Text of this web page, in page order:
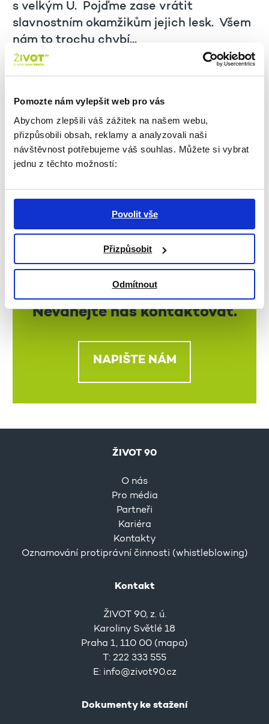
Pomozte nám vylepšit web pro vás
Abychom zlepšili váš zážitek na našem webu,
přizpůsobili obsah, reklamy a analyzovali naši
návštěvnost potřebujeme váš souhlas. Můžete si vybrat
jednu z těchto možností:
Povolit vše
Přizpůsobit
Odmítnout
s velkým U. Pojďme zase vrátit
slavnostním okamžikům jejich lesk. Všem
nám to trochu chybí...
POSLEDNÍ VSTUPENKY ZAKOUPÍTE V ŽIVOTĚ 90
ZPĚT NA VÝPIS
Potřebujete s něčím
poradit?
Neváhejte nás kontaktovat.
NAPIŠTE NÁM
ŽIVOT 90
O nás
Pro média
Partneři
Kariéra
Kontakty
Oznamování protiprávní činnosti (whistleblowing)
Kontakt
ŽIVOT 90, z. ú.
Karoliny Světlé 18
Praha 1, 110 00 (mapa)
T: 222 333 555
E: info@zivot90.cz
Dokumenty ke stažení